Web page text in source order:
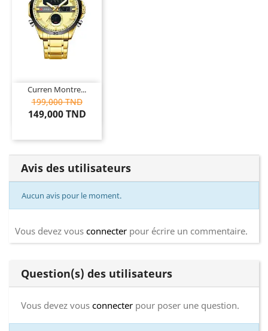
Curren Montre...
199,000 TND
149,000 TND
Avis des utilisateurs
Aucun avis pour le moment.
Vous devez vous connecter pour écrire un commentaire.
Question(s) des utilisateurs
Vous devez vous connecter pour poser une question.